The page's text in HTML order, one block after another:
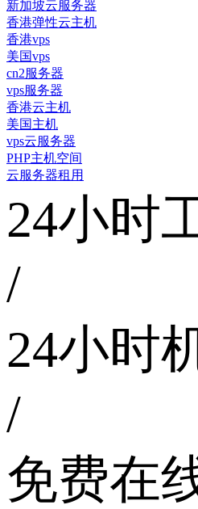
新加坡云服务器
香港弹性云主机
香港vps
美国vps
cn2服务器
vps服务器
香港云主机
美国主机
vps云服务器
PHP主机空间
云服务器租用
24小时
/
24小时
/
免费在